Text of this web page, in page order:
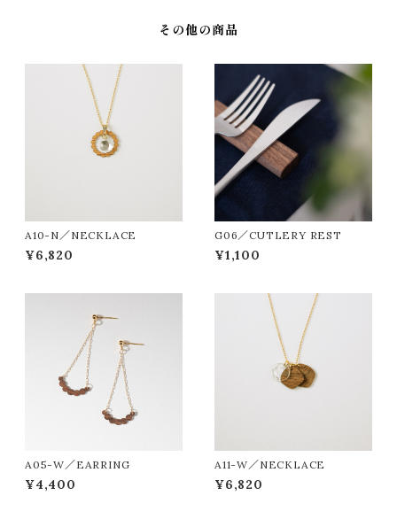
その他の商品
A10-N／NECKLACE
¥6,820
G06／CUTLERY REST
¥1,100
A05-W／EARRING
¥4,400
A11-W／NECKLACE
¥6,820